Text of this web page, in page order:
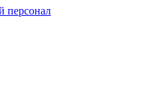
персонал